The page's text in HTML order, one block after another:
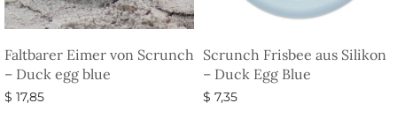
Faltbarer Eimer von Scrunch
– Duck egg blue
$ 17,85
Scrunch Frisbee aus Silikon
– Duck Egg Blue
$ 7,35